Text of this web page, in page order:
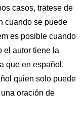
casos, tratese de
cuando se puede
es posible cuando
el autor tiene la
que en español,
quien solo puede
oración de